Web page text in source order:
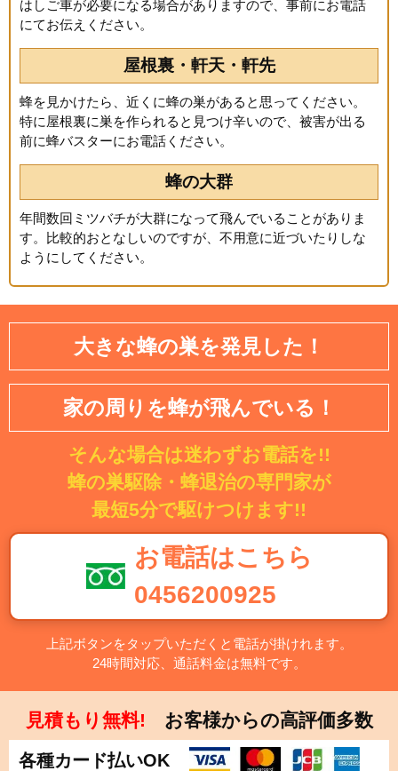
はしご車が必要になる場合がありますので、事前にお電話
にてお伝えください。
屋根裏・軒天・軒先
蜂を見かけたら、近くに蜂の巣があると思ってください。
特に屋根裏に巣を作られると見つけ辛いので、被害が出る
前に蜂バスターにお電話ください。
蜂の大群
年間数回ミツバチが大群になって飛んでいることがありま
す。比較的おとなしいのですが、不用意に近づいたりしな
ようにしてください。
大きな蜂の巣を発見した！
家の周りを蜂が飛んでいる！
そんな場合は迷わずお電話を!!
蜂の巣駆除・蜂退治の専門家が
最短5分で駆けつけます!!
お電話はこちら
0456200925
上記ボタンをタップいただくと電話が掛けれます。
24時間対応、通話料金は無料です。
見積もり無料! お客様からの高評価多数
各種カード払いOK